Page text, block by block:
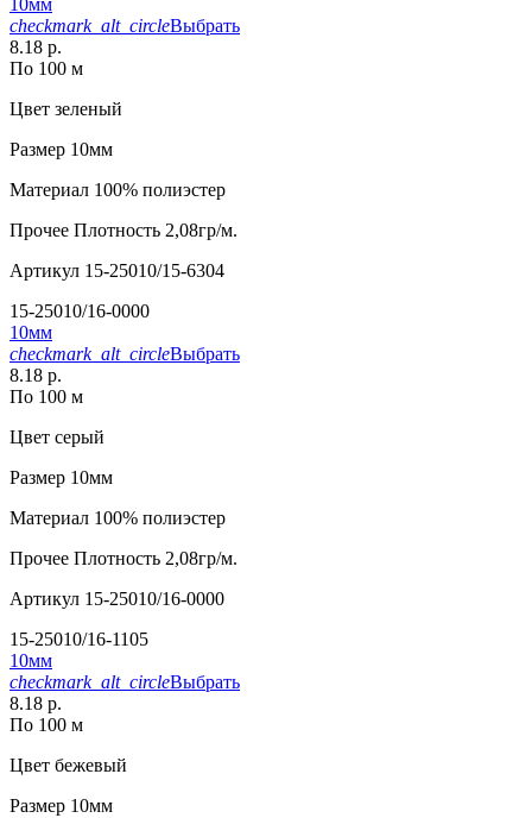
10мм
checkmark_alt_circleВыбрать
8.18 р.
По 100 м
Цвет зеленый
Размер 10мм
Материал 100% полиэстер
Прочее Плотность 2,08гр/м.
Артикул 15-25010/15-6304
15-25010/16-0000
10мм
checkmark_alt_circleВыбрать
8.18 р.
По 100 м
Цвет серый
Размер 10мм
Материал 100% полиэстер
Прочее Плотность 2,08гр/м.
Артикул 15-25010/16-0000
15-25010/16-1105
10мм
checkmark_alt_circleВыбрать
8.18 р.
По 100 м
Цвет бежевый
Размер 10мм